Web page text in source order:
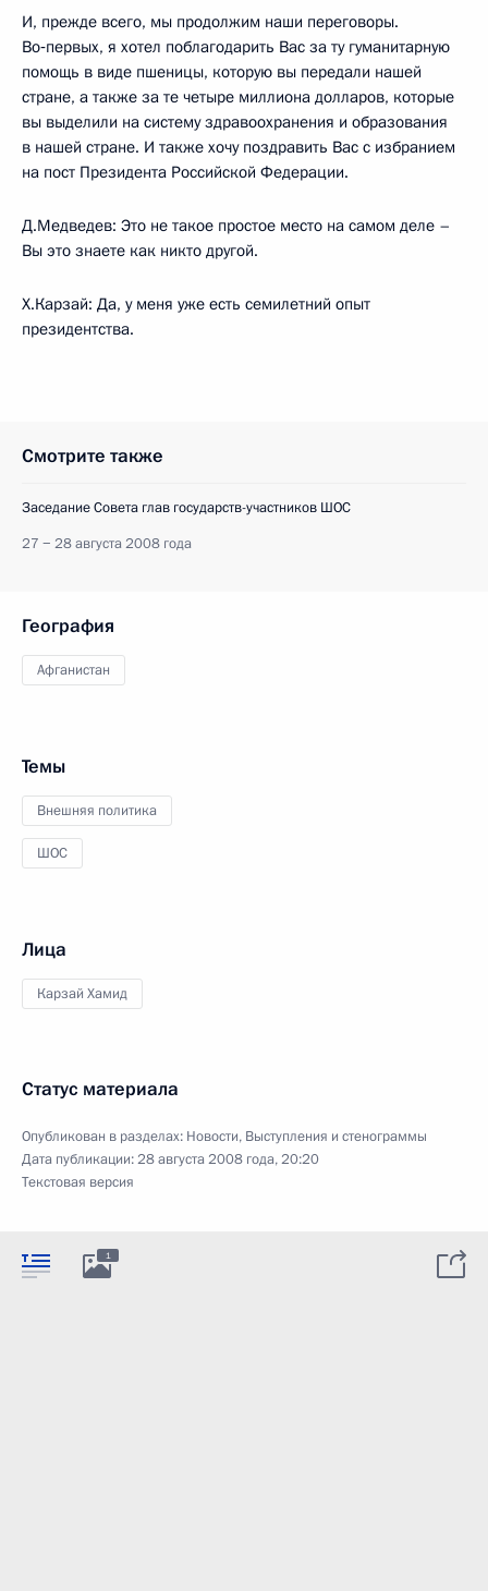
И, прежде всего, мы продолжим наши переговоры.
Во‑первых, я хотел поблагодарить Вас за ту гуманитарную
помощь в виде пшеницы, которую вы передали нашей
стране, а также за те четыре миллиона долларов, которые
вы выделили на систему здравоохранения и образования
в нашей стране. И также хочу поздравить Вас с избранием
на пост Президента Российской Федерации.
Д.Медведев: Это не такое простое место на самом деле –
Вы это знаете как никто другой.
Х.Карзай: Да, у меня уже есть семилетний опыт
президентства.
Смотрите также
Заседание Совета глав государств-участников ШОС
27 − 28 августа 2008 года
География
Афганистан
Темы
Внешняя политика
ШОС
Лица
Карзай Хамид
Статус материала
Опубликован в разделах: Новости, Выступления и стенограммы
Дата публикации:28 августа 2008 года, 20:20
Текстовая версия
1